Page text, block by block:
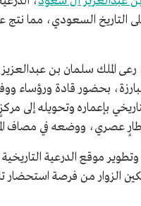
السعودي، مما نتج
ربيع الآخر 1440هـ/9 ديسمبر 2018م، رعى
بحضور قادة ورؤساء
بإعماره وتحويله إلى
عصري، ووضعه في مصاف
موقع الدرعية
لتمكين الزوار من فرصة